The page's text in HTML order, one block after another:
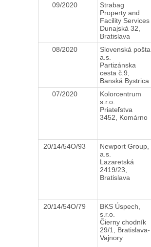
09/2020
Strabag
Property and
Facility Services
Dunajská 32,
Bratislava
08/2020
Slovenská pošta
a.s.
Partizánska
cesta č.9,
Banská Bystrica
07/2020
Kolorcentrum
s.r.o.
Priateľstva
3452, Komárno
20/14/54O/93
Newport Group,
a.s.
Lazaretská
2419/23,
Bratislava
20/14/54O/79
BKS Úspech,
s.r.o.
Čierny chodník
29/1, Bratislava-
Vajnory